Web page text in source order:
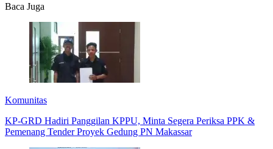
Baca Juga
Komunitas
KP-GRD Hadiri Panggilan KPPU, Minta Segera Periksa PPK &
Pemenang Tender Proyek Gedung PN Makassar